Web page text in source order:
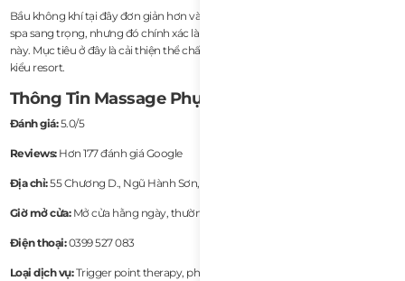
Bầu không khí tại đây đơn giản hơn và tập trung vào trị liệu hơn so với các
spa sang trọng, nhưng đó chính xác là lý do nhiều vận động viên thích nơi
này. Mục tiêu ở đây là cải thiện thể chất và giảm đau, không phải thư giãn
kiểu resort.
Thông Tin Massage Phục Hồi
Đánh giá:5.0/5
Reviews: Hơn 177 đánh giá Google
Địa chỉ:55 Chương D., Ngũ Hành Sơn, Đà Nẵng 550000
Giờ mở cửa:Mở cửa hằng ngày, thường đến 10:00 tối
Điện thoại:0399 527 083
Loại dịch vụ:Trigger point therapy, phục hồi cơ, quản lý đau, phục hồi thể